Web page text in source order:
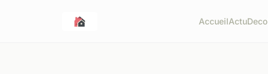
AccueilActuDeco